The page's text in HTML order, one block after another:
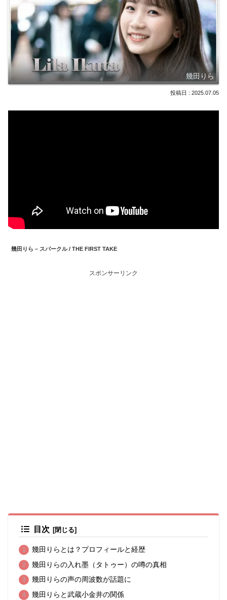
幾田りら
2025.07.05
幾田りら – スパークル / THE FIRST TAKE
スポンサーリンク
目次
幾田りらとは？プロフィールと経歴
幾田りらの入れ墨（タトゥー）の噂の真相
幾田りらの声の周波数が話題に
幾田りらと武蔵小金井の関係